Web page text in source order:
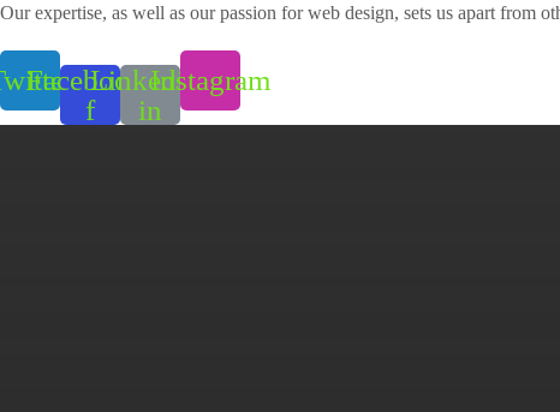
Our expertise, as well as our passion for web design, sets us apart from
Facebook-
f
Linkedin-
in
Instagram